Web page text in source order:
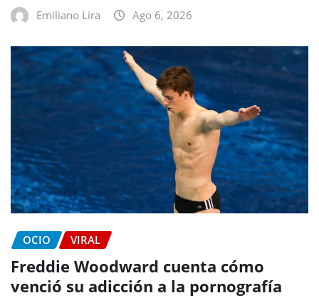
Emiliano Lira Ago 6, 2026
OCIO VIRAL
Freddie Woodward cuenta cómo
venció su adicción a la pornografía